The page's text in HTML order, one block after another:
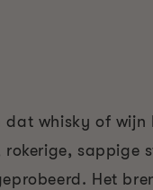
dat whisky of
rokerige, sappige
Het